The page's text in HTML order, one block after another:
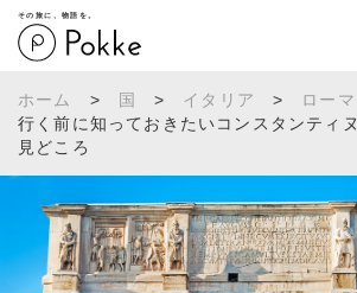
その旅に、物語を。
ホーム > 国 > イタリア > ローマ
行く前に知っておきたいコンスタンティ
見どころ